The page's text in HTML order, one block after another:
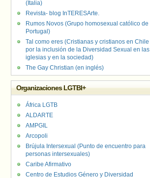
(Italia)
Revista- blog InTERESArte.
Rumos Novos (Grupo homosexual católico de
Portugal)
Tal como eres (Cristianas y cristianos en Chile
por la inclusión de la Diversidad Sexual en las
iglesias y en la sociedad)
The Gay Christian (en inglés)
Organizaciones LGTBI+
África LGTB
ALDARTE
AMPGIL
Arcopoli
Brújula Intersexual (Punto de encuentro para
personas intersexuales)
Caribe Afirmativo
Centro de Estudios Género y Diversidad